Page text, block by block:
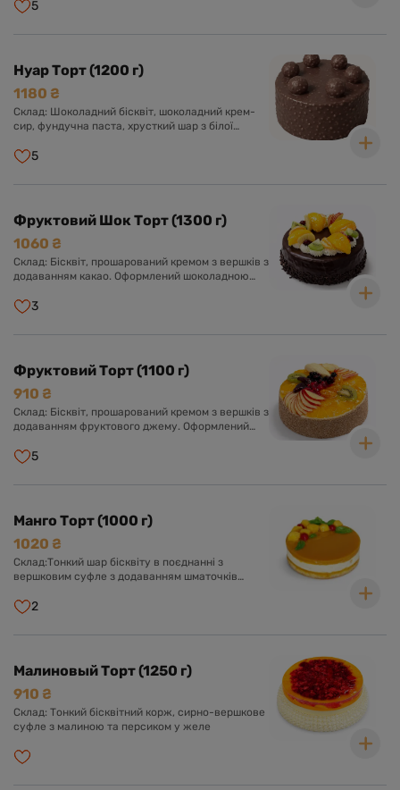
Оформлений кремом, шоколадною глазур'ю та
5
Нуар Торт (1200 г)
1180 ₴
Склад: Шоколадний бісквіт, шоколадний крем-
сир, фундучна паста, хрусткий шар з білої
шоколадом і фундуком.
5
Фруктовий Шок Торт (1300 г)
1060 ₴
Склад: Бісквіт, прошарований кремом з вершків з
додаванням какао. Оформлений шоколадною
желе.
3
Фруктовий Торт (1100 г)
910 ₴
Склад: Бісквіт, прошарований кремом з вершків з
додаванням фруктового джему. Оформлений
прозорому желе.
5
Манго Торт (1000 г)
1020 ₴
Склад:Тонкий шар бісквіту в поєднанні з
вершковим суфле з додаванням шматочків
2
Малиновый Торт (1250 г)
910 ₴
Склад: Тонкий бісквітний корж, сирно-вершкове
суфле з малиною та персиком у желе